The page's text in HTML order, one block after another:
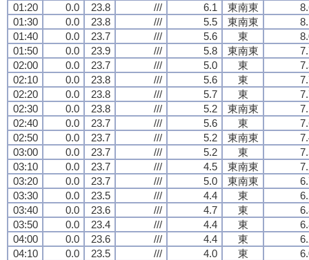
01:20
0.0 23.8 /// 6.1 東南東
01:30
0.0 23.8 /// 5.5 東南東
01:40
0.0 23.7 /// 5.6 東
01:50
0.0 23.9 /// 5.8 東南東
02:00
0.0 23.7 /// 5.0 東
02:10
0.0 23.8 /// 5.6 東
02:20
0.0 23.8 /// 5.7 東
02:30
0.0 23.8 /// 5.2 東南東
02:40
0.0 23.7 /// 5.6 東
02:50
0.0 23.7 /// 5.2 東南東
03:00
0.0 23.7 /// 5.2 東
03:10
0.0 23.7 /// 4.5 東南東
03:20
0.0 23.7 /// 5.0 東南東
03:30
0.0 23.5 /// 4.4 東
03:40
0.0 23.6 /// 4.7 東
03:50
0.0 23.4 /// 4.4 東
04:00
0.0 23.6 /// 4.4 東
04:10
0.0 23.5 /// 4.0 東